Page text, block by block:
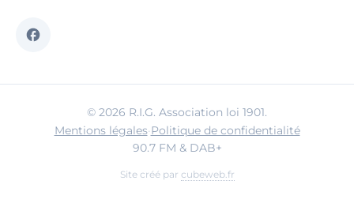
© 2026 R.I.G. Association loi 1901.
Mentions légales·Politique de confidentialité
90.7 FM & DAB+
Site créé par cubeweb.fr